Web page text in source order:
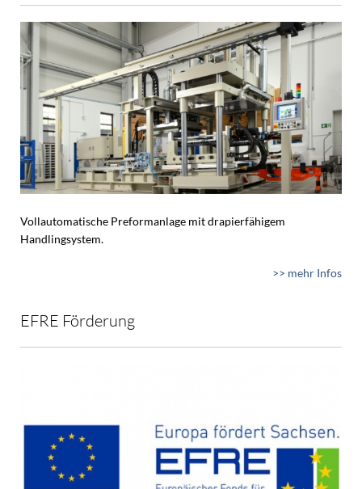
Vollautomatische Preformanlage mit drapierfähigem
Handlingsystem.
>> mehr Infos
EFRE Förderung